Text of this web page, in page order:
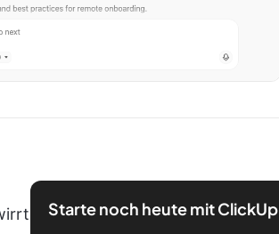
Starte noch heute mit ClickUp